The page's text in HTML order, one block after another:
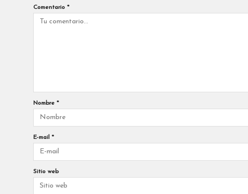
Comentario *
Nombre *
E-mail *
Sitio web